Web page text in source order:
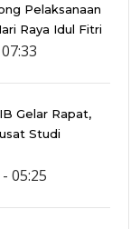
Pelaksanaan
Raya Idul Fitri
Gelar Rapat,
Studi
05:25